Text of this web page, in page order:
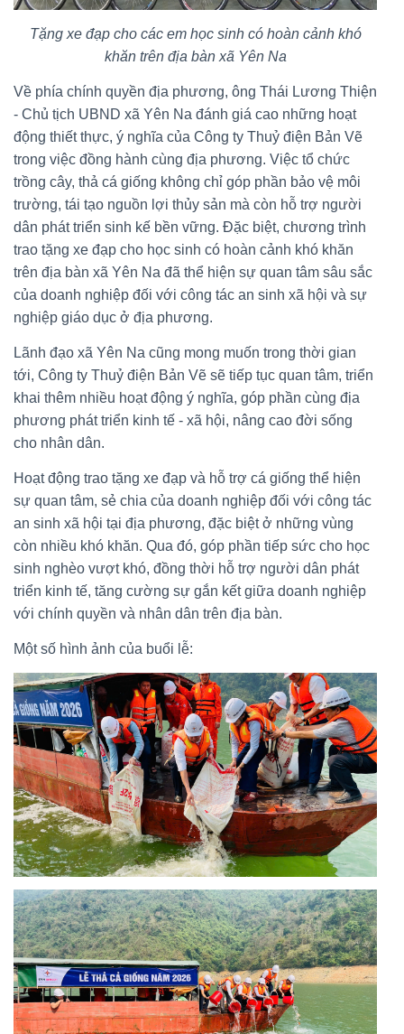
Tặng xe đạp cho các em học sinh có hoàn cảnh khó
khăn trên địa bàn xã Yên Na
Về phía chính quyền địa phương, ông Thái Lương Thiện
- Chủ tịch UBND xã Yên Na đánh giá cao những hoạt
động thiết thực, ý nghĩa của Công ty Thuỷ điện Bản Vẽ
trong việc đồng hành cùng địa phương. Việc tổ chức
trồng cây, thả cá giống không chỉ góp phần bảo vệ môi
trường, tái tạo nguồn lợi thủy sản mà còn hỗ trợ người
dân phát triển sinh kế bền vững. Đặc biệt, chương trình
trao tặng xe đạp cho học sinh có hoàn cảnh khó khăn
trên địa bàn xã Yên Na đã thể hiện sự quan tâm sâu sắc
của doanh nghiệp đối với công tác an sinh xã hội và sự
nghiệp giáo dục ở địa phương.
Lãnh đạo xã Yên Na cũng mong muốn trong thời gian
tới, Công ty Thuỷ điện Bản Vẽ sẽ tiếp tục quan tâm, triển
khai thêm nhiều hoạt động ý nghĩa, góp phần cùng địa
phương phát triển kinh tế - xã hội, nâng cao đời sống
cho nhân dân.
Hoạt động trao tặng xe đạp và hỗ trợ cá giống thể hiện
sự quan tâm, sẻ chia của doanh nghiệp đối với công tác
an sinh xã hội tại địa phương, đặc biệt ở những vùng
còn nhiều khó khăn. Qua đó, góp phần tiếp sức cho học
sinh nghèo vượt khó, đồng thời hỗ trợ người dân phát
triển kinh tế, tăng cường sự gắn kết giữa doanh nghiệp
với chính quyền và nhân dân trên địa bàn.
Một số hình ảnh của buổi lễ: